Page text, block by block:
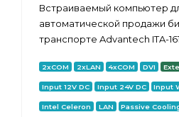
Встраиваемый компьютер
автоматической продажи
транспорте Advantech ITA-
2xCOM 2xLAN 4xCOM DVI
Input 12V DC Input 24V DC Input
Intel Celeron LAN Passive